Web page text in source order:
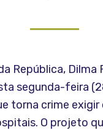
República, Dilma
segunda-feira
torna crime exigir
O projeto